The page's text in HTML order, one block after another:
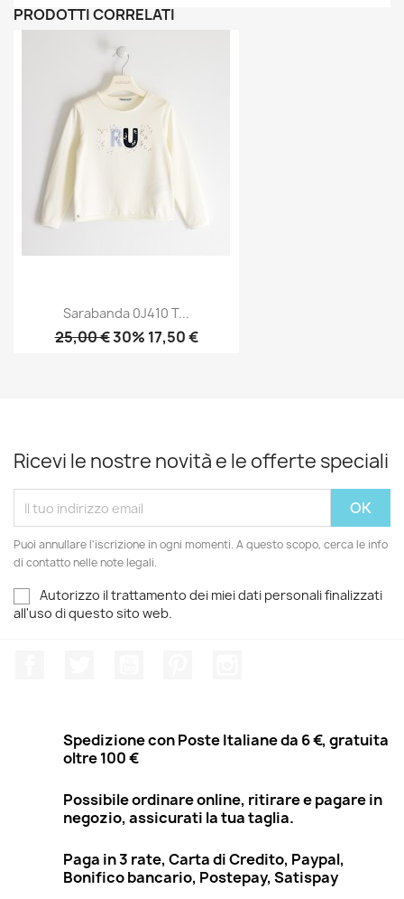
PRODOTTI CORRELATI
Sarabanda 0J410 T...
25,00 €30% 17,50 €
Ricevi le nostre novità e le offerte speciali
Puoi annullare l'iscrizione in ogni momenti. A questo scopo, cerca le info
di contatto nelle note legali.
Autorizzo il trattamento dei miei dati personali finalizzati
all'uso di questo sito web.
Spedizione con Poste Italiane da 6 €, gratuita
oltre 100 €
Possibile ordinare online, ritirare e pagare in
negozio, assicurati la tua taglia.
Paga in 3 rate, Carta di Credito, Paypal,
Bonifico bancario, Postepay, Satispay